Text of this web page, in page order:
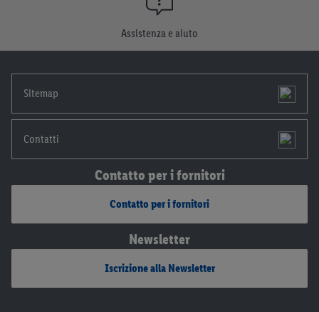
Assistenza e aiuto
Sitemap
Contatti
Contatto per i fornitori
Contatto per i fornitori
Newsletter
Iscrizione alla Newsletter
momento con effetto per il futuro.Le note legali sono